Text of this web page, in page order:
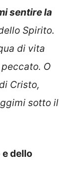
sentire la
Spirito.
di vita
O
Cristo,
sotto il
e dello